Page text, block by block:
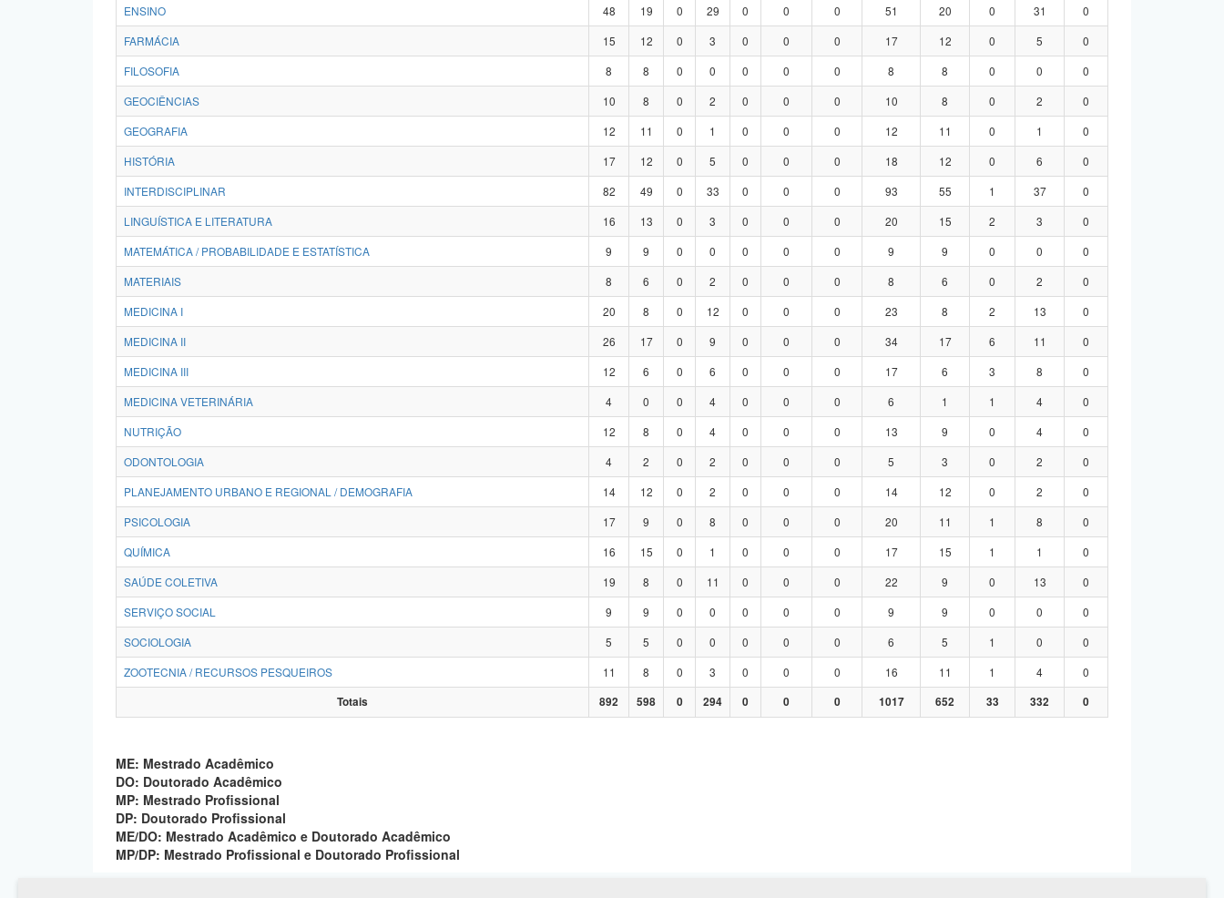
ENSINO
48 19 0 29 0 0 0 51 20 0 31
0
FARMÁCIA
15 12 0 3 0 0 0 17 12 0 5
0
FILOSOFIA
8 8 0 0 0 0 0 8 8 0 0
0
GEOCIÊNCIAS
10 8 0 2 0 0 0 10 8 0 2
0
GEOGRAFIA
12 11 0 1 0 0 0 12 11 0 1
0
HISTÓRIA
17 12 0 5 0 0 0 18 12 0 6
0
INTERDISCIPLINAR
82 49 0 33 0 0 0 93 55 1 37
0
LINGUÍSTICA E LITERATURA
16 13 0 3 0 0 0 20 15 2 3
0
MATEMÁTICA / PROBABILIDADE E ESTATÍSTICA
9 9 0 0 0 0 0 9 9 0 0
0
MATERIAIS
8 6 0 2 0 0 0 8 6 0 2
0
MEDICINA I
20 8 0 12 0 0 0 23 8 2 13
0
MEDICINA II
26 17 0 9 0 0 0 34 17 6 11
0
MEDICINA III
12 6 0 6 0 0 0 17 6 3 8
0
MEDICINA VETERINÁRIA
4 0 0 4 0 0 0 6 1 1 4
0
NUTRIÇÃO
12 8 0 4 0 0 0 13 9 0 4
0
ODONTOLOGIA
4 2 0 2 0 0 0 5 3 0 2
0
PLANEJAMENTO URBANO E REGIONAL / DEMOGRAFIA
14 12 0 2 0 0 0 14 12 0 2
0
PSICOLOGIA
17 9 0 8 0 0 0 20 11 1 8
0
QUÍMICA
16 15 0 1 0 0 0 17 15 1 1
0
SAÚDE COLETIVA
19 8 0 11 0 0 0 22 9 0 13
0
SERVIÇO SOCIAL
9 9 0 0 0 0 0 9 9 0 0
0
SOCIOLOGIA
5 5 0 0 0 0 0 6 5 1 0
0
ZOOTECNIA / RECURSOS PESQUEIROS
11 8 0 3 0 0 0 16 11 1 4
0
Totais
892 598 0 294 0 0 0 1017 652 33 332 0
ME: Mestrado Acadêmico
DO: Doutorado Acadêmico
MP: Mestrado Profissional
DP: Doutorado Profissional
ME/DO: Mestrado Acadêmico e Doutorado Acadêmico
MP/DP: Mestrado Profissional e Doutorado Profissional